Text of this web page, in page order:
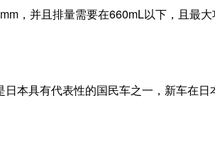
，并且排量需要在660mL以下，且最
本具有代表性的国民车之一，新车在